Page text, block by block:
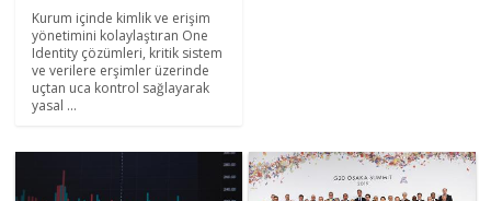
Kurum içinde kimlik ve erişim
yönetimini kolaylaştıran One
Identity çözümleri, kritik sistem
ve verilere erşimler üzerinde
uçtan uca kontrol sağlayarak
yasal ...